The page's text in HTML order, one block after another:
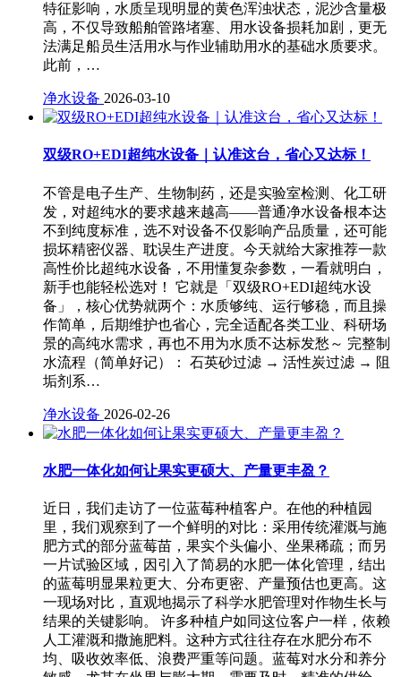
特征影响，水质呈现明显的黄色浑浊状态，泥沙含量极
高，不仅导致船舶管路堵塞、用水设备损耗加剧，更无
法满足船员生活用水与作业辅助用水的基础水质要求。
此前，…
净水设备 2026-03-10
双级RO+EDI超纯水设备｜认准这台，省心又达标！
不管是电子生产、生物制药，还是实验室检测、化工研
发，对超纯水的要求越来越高——普通净水设备根本达
不到纯度标准，选不对设备不仅影响产品质量，还可能
损坏精密仪器、耽误生产进度。今天就给大家推荐一款
高性价比超纯水设备，不用懂复杂参数，一看就明白，
新手也能轻松选对！ 它就是「双级RO+EDI超纯水设
备」，核心优势就两个：水质够纯、运行够稳，而且操
作简单，后期维护也省心，完全适配各类工业、科研场
景的高纯水需求，再也不用为水质不达标发愁～ 完整制
水流程（简单好记）： 石英砂过滤 → 活性炭过滤 → 阻
垢剂系…
净水设备 2026-02-26
水肥一体化如何让果实更硕大、产量更丰盈？
近日，我们走访了一位蓝莓种植客户。在他的种植园
里，我们观察到了一个鲜明的对比：采用传统灌溉与施
肥方式的部分蓝莓苗，果实个头偏小、坐果稀疏；而另
一片试验区域，因引入了简易的水肥一体化管理，结出
的蓝莓明显果粒更大、分布更密、产量预估也更高。这
一现场对比，直观地揭示了科学水肥管理对作物生长与
结果的关键影响。 许多种植户如同这位客户一样，依赖
人工灌溉和撒施肥料。这种方式往往存在水肥分布不
均、吸收效率低、浪费严重等问题。蓝莓对水分和养分